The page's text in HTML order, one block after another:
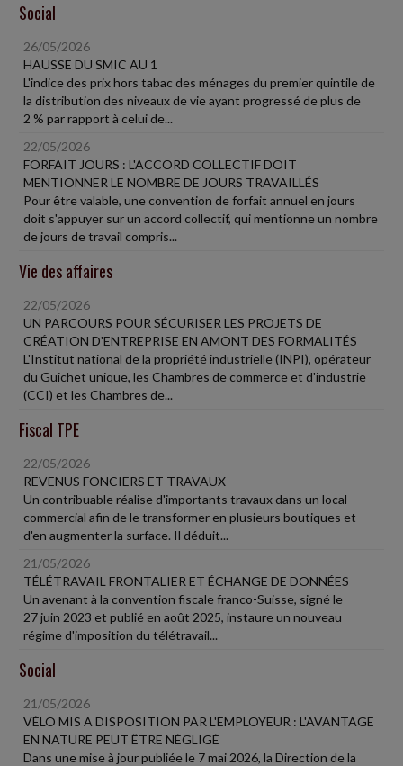
Social
26/05/2026
HAUSSE DU SMIC AU 1
L'indice des prix hors tabac des ménages du premier quintile de
la distribution des niveaux de vie ayant progressé de plus de
2 % par rapport à celui de...
22/05/2026
FORFAIT JOURS : L'ACCORD COLLECTIF DOIT
MENTIONNER LE NOMBRE DE JOURS TRAVAILLÉS
Pour être valable, une convention de forfait annuel en jours
doit s'appuyer sur un accord collectif, qui mentionne un nombre
de jours de travail compris...
Vie des affaires
22/05/2026
UN PARCOURS POUR SÉCURISER LES PROJETS DE
CRÉATION D'ENTREPRISE EN AMONT DES FORMALITÉS
L'Institut national de la propriété industrielle (INPI), opérateur
du Guichet unique, les Chambres de commerce et d'industrie
(CCI) et les Chambres de...
Fiscal TPE
22/05/2026
REVENUS FONCIERS ET TRAVAUX
Un contribuable réalise d'importants travaux dans un local
commercial afin de le transformer en plusieurs boutiques et
d'en augmenter la surface. Il déduit...
21/05/2026
TÉLÉTRAVAIL FRONTALIER ET ÉCHANGE DE DONNÉES
Un avenant à la convention fiscale franco-Suisse, signé le
27 juin 2023 et publié en août 2025, instaure un nouveau
régime d'imposition du télétravail...
Social
21/05/2026
VÉLO MIS A DISPOSITION PAR L'EMPLOYEUR : L'AVANTAGE
EN NATURE PEUT ÊTRE NÉGLIGÉ
Dans une mise à jour publiée le 7 mai 2026, la Direction de la